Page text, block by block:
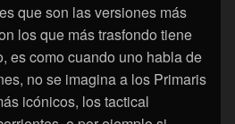
que son las versiones más
los que más trasfondo tiene
es como cuando uno habla de
no se imagina a los Primaris
icónicos, los tactical